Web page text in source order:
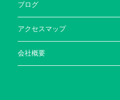
ブログ
アクセスマップ
会社概要